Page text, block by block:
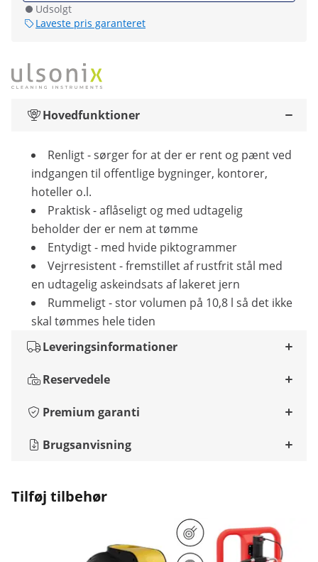
Udsolgt
Laveste pris garanteret
Hovedfunktioner
Renligt - sørger for at der er rent og pænt ved
indgangen til offentlige bygninger, kontorer,
hoteller o.l.
Praktisk - aflåseligt og med udtagelig
beholder der er nem at tømme
Entydigt - med hvide piktogrammer
Vejrresistent - fremstillet af rustfrit stål med
en udtagelig askeindsats af lakeret jern
Rummeligt - stor volumen på 10,8 l så det ikke
skal tømmes hele tiden
Leveringsinformationer
Reservedele
Premium garanti
Brugsanvisning
Tilføj tilbehør